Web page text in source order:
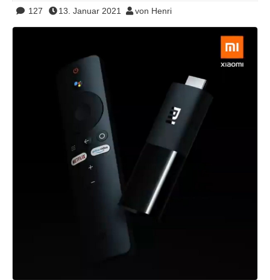
127 13. Januar 2021 von Henri